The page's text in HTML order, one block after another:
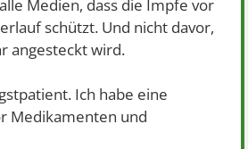
Medien, dass die Impfe vor
schützt. Und nicht davor,
angesteckt wird.
Ich habe eine
Medikamenten und